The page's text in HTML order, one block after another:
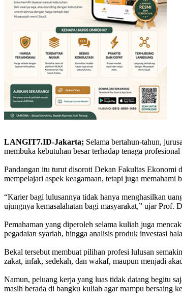
LANGIT7.ID-Jakarta; Selama bertahun-tahun,
membuka kebutuhan besar terhadap tenaga
Pandangan itu turut disoroti Dekan Fakultas
mempelajari aspek keagamaan, tetapi juga
“Karier bagi lulusannya tidak hanya menghasilkan
ujungnya kemasalahatan bagi masyarakat,” ujar
Pemahaman yang diperoleh selama kuliah juga
pegadaian syariah, hingga analisis produk investasi
Bekal tersebut membuat pilihan profesi lulusan
zakat, infak, sedekah, dan wakaf, maupun menjadi
Namun, peluang kerja yang luas tidak datang begitu
masih berada di bangku kuliah agar mampu bersaing